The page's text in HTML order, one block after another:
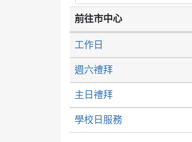
前往市中心
週六禮拜
主日禮拜
工作日
學校日服務